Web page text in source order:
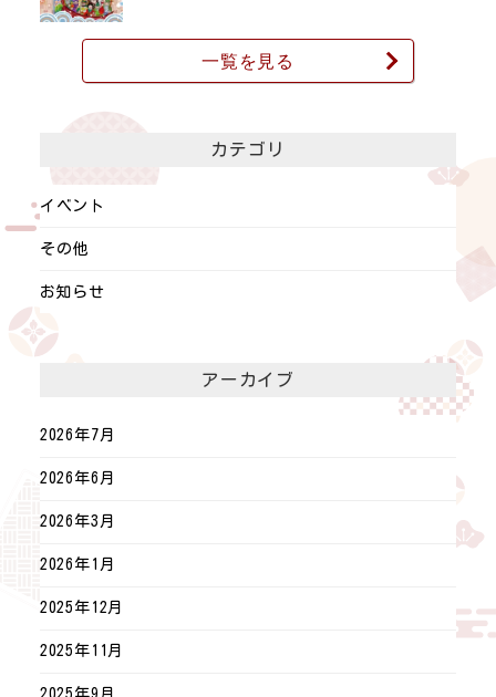
一覧を見る
カテゴリ
イベント
その他
お知らせ
アーカイブ
2026年7月
2026年6月
2026年3月
2026年1月
2025年12月
2025年11月